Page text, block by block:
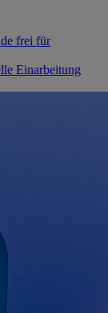
frei für
Einarbeitung